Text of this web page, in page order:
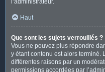
l’administrateur.
Haut
Que sont les sujets verrouillés ?
Vous ne pouvez plus répondre
y étant contenu est alors terminé.
différentes raisons par un
permissions accordées par